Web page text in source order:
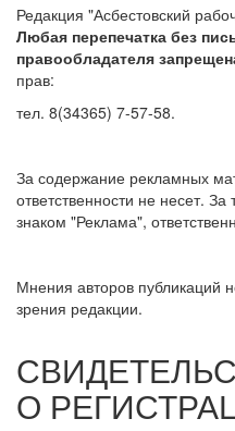
Редакция "Асбестовский
Любая перепечатка без
правообладателя
прав:
тел. 8(34365) 7-57-58.
За содержание рекламных
ответственности не несет.
знаком "Реклама",
Мнения авторов публикаций
зрения редакции.
О